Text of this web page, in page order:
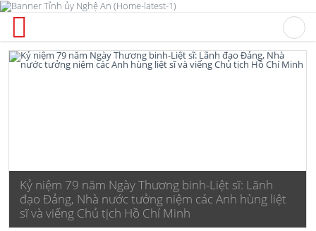
Kỷ niệm 79 năm Ngày Thương binh-Liệt sĩ: Lãnh
đạo Đảng, Nhà nước tưởng niệm các Anh hùng liệt
sĩ và viếng Chủ tịch Hồ Chí Minh